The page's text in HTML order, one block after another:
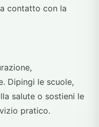
contatto con la
Dipingi le scuole,
salute o sostieni le
pratico.